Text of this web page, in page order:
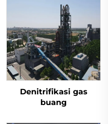
Denitrifikasi gas
buang